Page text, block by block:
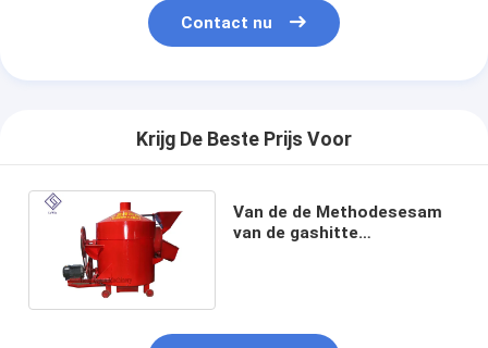
Contact nu
Krijg De Beste Prijs Voor
Van de de Methodesesam
van de gashitte